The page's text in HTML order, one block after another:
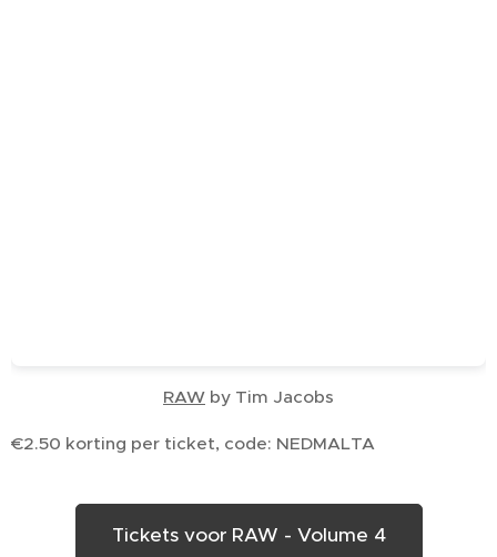
RAW by Tim Jacobs
€2.50 korting per ticket, code: NEDMALTA
Tickets voor RAW - Volume 4